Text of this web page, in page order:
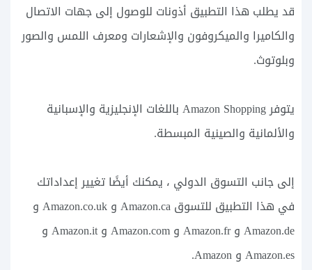
قد يطلب هذا التطبيق أذونات للوصول إلى جهات الاتصال
والكاميرا والميكروفون والإشعارات ومعرف اللمس والصور
وبلوتوث.
يتوفر Amazon Shopping باللغات الإنجليزية والإسبانية
والألمانية والصينية المبسطة.
إلى جانب التسوق الدولي ، يمكنك أيضًا تغيير إعداداتك
في هذا التطبيق للتسوق Amazon.ca و Amazon.co.uk و
Amazon.de و Amazon.fr و Amazon.com و Amazon.it و
Amazon.es و Amazon.